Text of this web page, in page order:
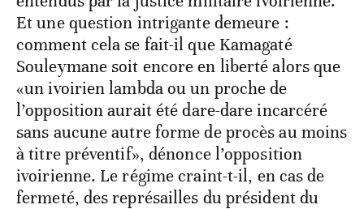
Et une question intrigante demeure :
comment cela se fait-il que Kamagaté
Souleymane soit encore en liberté alors que
«un ivoirien lambda ou un proche de
l’opposition aurait été dare-dare incarcéré
sans aucune autre forme de procès au moins
à titre préventif», dénonce l’opposition
ivoirienne. Le régime craint-t-il, en cas de
fermeté, des représailles du président du